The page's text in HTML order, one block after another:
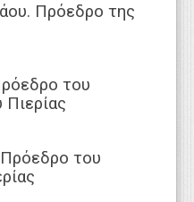
Πρόεδρο της
του
Πρόεδρο του